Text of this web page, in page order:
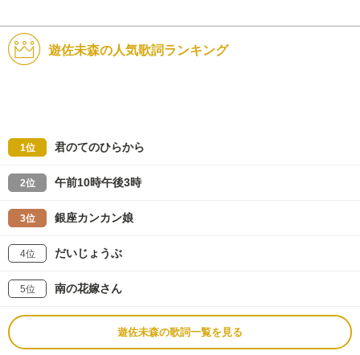
遊佐未森の人気歌詞ランキング
1位 君のてのひらから
2位 午前10時午後3時
3位 銀座カンカン娘
4位 だいじょうぶ
5位 南の花嫁さん
遊佐未森の歌詞一覧を見る